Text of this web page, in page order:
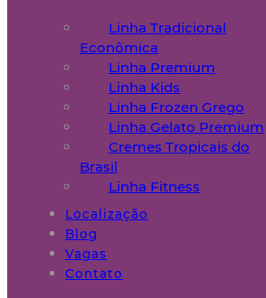
Linha Tradicional
Econômica
Linha Premium
Linha Kids
Linha Frozen Grego
Linha Gelato Premium
Cremes Tropicais do
Brasil
Linha Fitness
Localização
Blog
Vagas
Contato